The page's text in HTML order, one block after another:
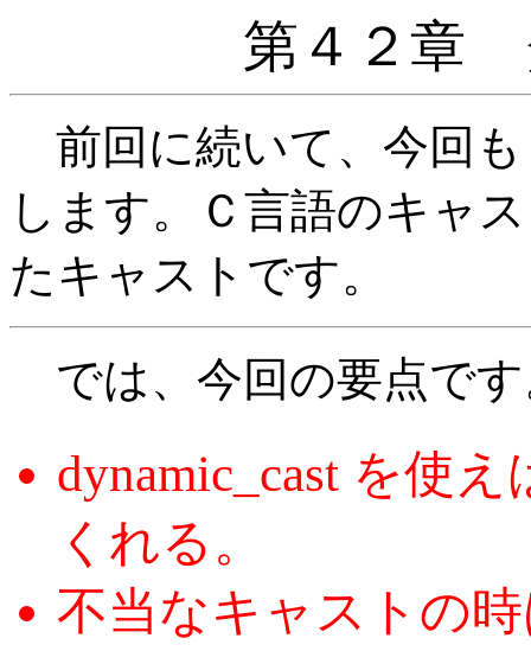
第４２章
前回に続いて、今回
します。Ｃ言語のキャ
たキャストです。
では、今回の要点で
dynamic_cast を使
くれる。
不当なキャストの